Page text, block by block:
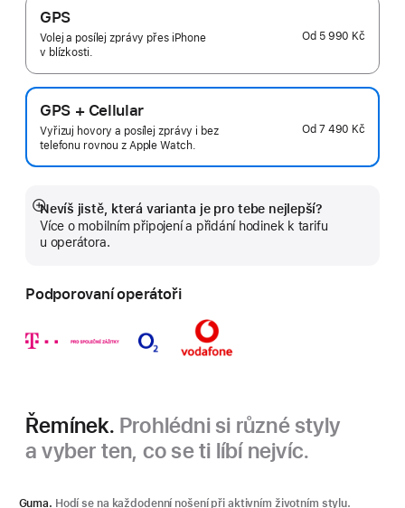
GPS
Volej a posílej zprávy přes iPhone
v blízkosti.
Od 5 990 Kč
GPS + Cellular
Vyřizuj hovory a posílej zprávy i bez
telefonu rovnou z Apple Watch.
Od 7 490 Kč
Nevíš jistě, která varianta je pro tebe nejlepší?
Více o mobilním připojení a přidání hodinek k tarifu
u operátora.
Zobrazit
více
Podporovaní operátoři
Řemínek. Prohlédni si různé styly
a vyber ten, co se ti líbí nejvíc.
Guma. Hodí se na každodenní nošení při aktivním životním stylu.